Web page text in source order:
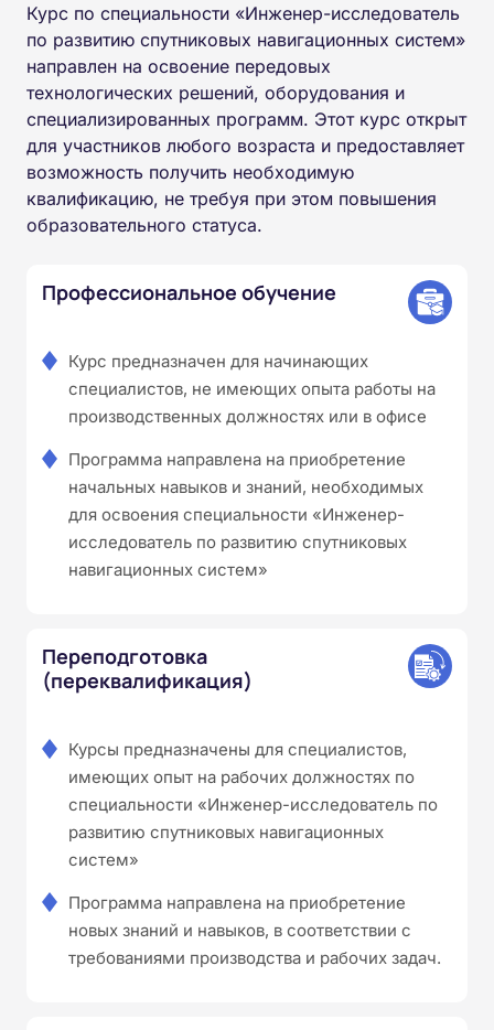
Курс по специальности «Инженер-исследователь
по развитию спутниковых навигационных систем»
направлен на освоение передовых
технологических решений, оборудования и
специализированных программ. Этот курс открыт
для участников любого возраста и предоставляет
возможность получить необходимую
квалификацию, не требуя при этом повышения
образовательного статуса.
Профессиональное обучение
Курс предназначен для начинающих
специалистов, не имеющих опыта работы на
производственных должностях или в офисе
Программа направлена на приобретение
начальных навыков и знаний, необходимых
для освоения специальности «Инженер-
исследователь по развитию спутниковых
навигационных систем»
Переподготовка
(переквалификация)
Курсы предназначены для специалистов,
имеющих опыт на рабочих должностях по
специальности «Инженер-исследователь по
развитию спутниковых навигационных
систем»
Программа направлена на приобретение
новых знаний и навыков, в соответствии с
требованиями производства и рабочих задач.